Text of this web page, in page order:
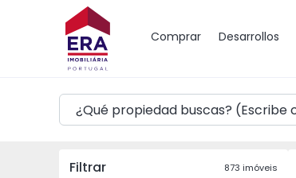
Comprar Desarrollos
Mapa
Filtrar 873 imóveis